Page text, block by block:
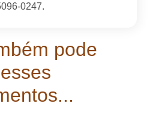
0247.
pode